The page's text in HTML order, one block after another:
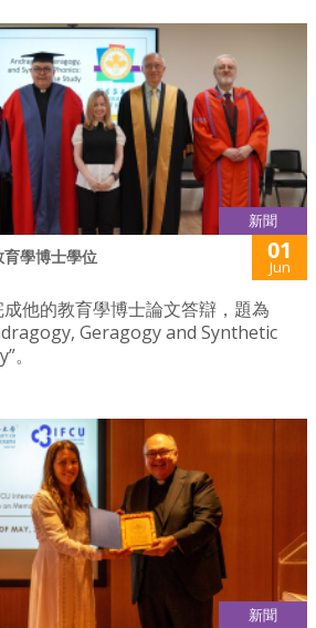
新聞
學博士學位 01
Jun
他的教育學博士論文答辯，題為
Geragogy and Synthetic
。
新聞